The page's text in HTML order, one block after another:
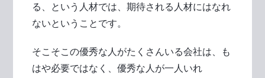
る、という人材では、期待される人材にはなれ
ないということです。
そこそこの優秀な人がたくさんいる会社は、も
はや必要ではなく、優秀な人が一人いれ